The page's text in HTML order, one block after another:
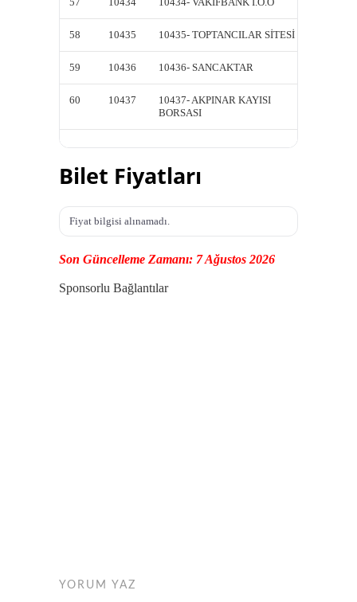
58 10435 10435- TOPTANCILAR SİTESİ
59 10436 10436- SANCAKTAR
60 10437
10437- AKPINAR KAYISI
BORSASI
Bilet Fiyatları
Fiyat bilgisi alınamadı.
Son Güncelleme Zamanı: 7 Ağustos 2026
Sponsorlu Bağlantılar
YORUM YAZ